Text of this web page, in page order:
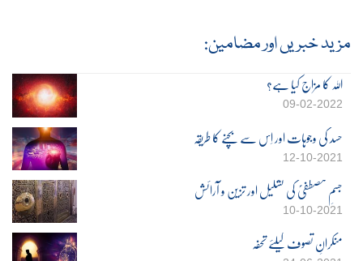
مزید خبریں اور مضامین:
اللہ کا مزاج کیا ہے؟
09-02-2022
حسد کی وجوہات اور اِس سے بچنے کا طریقہ
12-10-2021
جسمِ مصطفٰیؐ کی تشکیل اور تزین و آرائش
10-10-2021
منکرانِ تصوف کیلئے تحفہ